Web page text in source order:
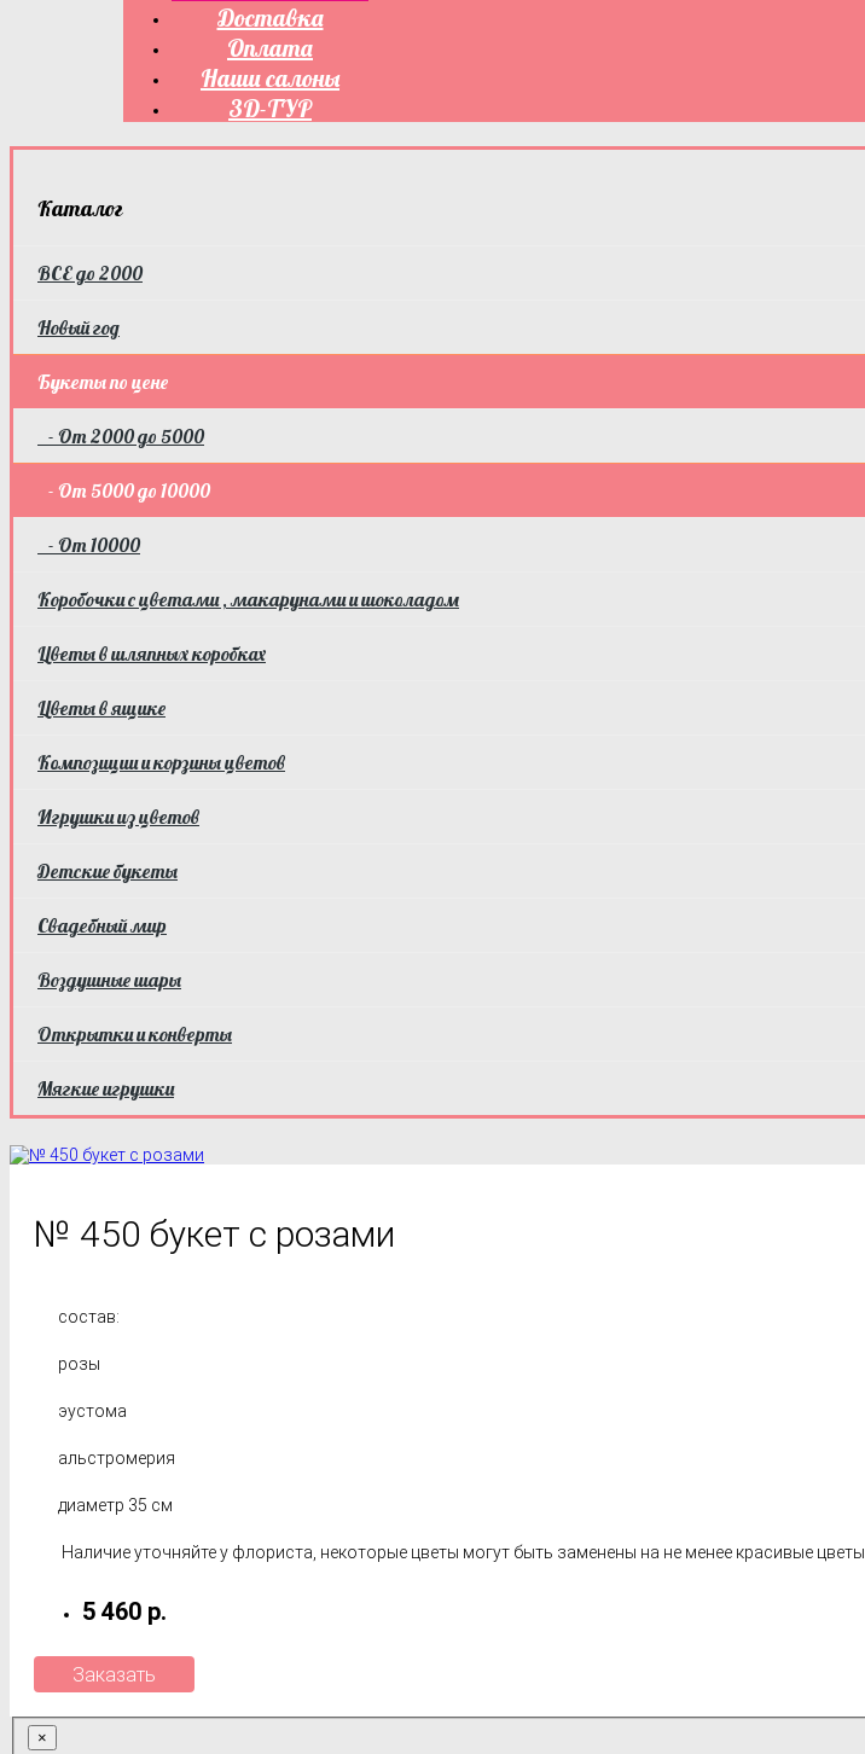
Доставка
Оплата
Наши салоны
3D-ТУР
Каталог
ВСЕ до 2000
Новый год
Букеты по цене
- От 2000 до 5000
- От 5000 до 10000
- От 10000
Коробочки с цветами , макарунами и шоколадом
Цветы в шляпных коробках
Цветы в ящике
Композиции и корзины цветов
Игрушки из цветов
Детские букеты
Свадебный мир
Воздушные шары
Открытки и конверты
Мягкие игрушки
№ 450 букет с розами
состав:
розы
эустома
альстромерия
диаметр 35 см
Наличие уточняйте у флориста, некоторые цветы могут быть заменены на не менее красивые цветы.
5 460 р.
Заказать
×